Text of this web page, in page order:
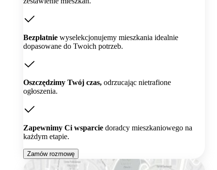
Bezpłatnie wyselekcjonujemy mieszkania idealnie
dopasowane do Twoich potrzeb.
Oszczędzimy Twój czas, odrzucając nietrafione
ogłoszenia.
Zapewnimy Ci wsparcie doradcy mieszkaniowego na
każdym etapie.
Zamów rozmowę